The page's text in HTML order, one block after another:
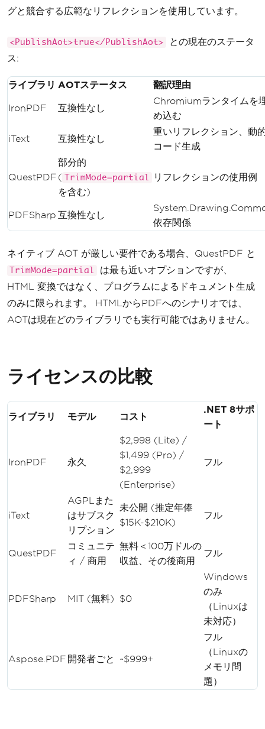
{
d}</h1>
{invoice.Amo
}</p>
}
public record InvoiceRequest (string
decimal
グと競合する広範なリフレクションを使用しています。
<PublishAot>true</PublishAot>
との現在のステータ
ス:
ライブラリ AOTステータス 翻訳理由
IronPDF 互換性なし
Chromiumランタイムを
め込む
iText 互換性なし
重いリフレクション、動
コード生成
QuestPDF
部分的
(
TrimMode=partial
を含む)
リフレクションの使用例
PDFSharp 互換性なし
依存関係
ネイティブ AOT が厳しい要件である場合、QuestPDF と
TrimMode=partial
は最も近いオプションですが、
HTML 変換ではなく、プログラムによるドキュメント生成
のみに限られます。 HTMLからPDFへのシナリオでは、
AOTは現在どのライブラリでも実行可能ではありません。
ライセンスの比較
ライブラリ モデル コスト
.NET 8サポ
ート
IronPDF 永久
$2,998 (Lite) /
$1,499 (Pro) /
$2,999
(Enterprise)
フル
iText
AGPLまた
はサブスク
リプション
未公開 (推定年俸
$15K-$210K)
フル
QuestPDF
コミュニテ
ィ / 商用
無料＜100万ドルの
収益、その後商用
フル
PDFSharp MIT (無料) $0
Windows
のみ
（Linuxは
未対応）
Aspose.PDF 開発者ごと ~$999+
フル
（Linuxの
メモリ問
題）